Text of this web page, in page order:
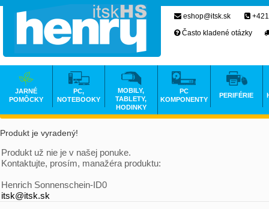
Produkt je vyradený!
Produkt už nie je v našej ponuke.
Kontaktujte, prosím, manažéra produktu:
Henrich Sonnenschein-ID0
itsk@itsk.sk
eshop@itsk.sk
Často kladené otázky
JARNÉ
POMÔCKY
PC,
NOTEBOOKY
MOBILY,
TABLETY,
HODINKY
PC
KOMPONENTY
PERIFÉRIE